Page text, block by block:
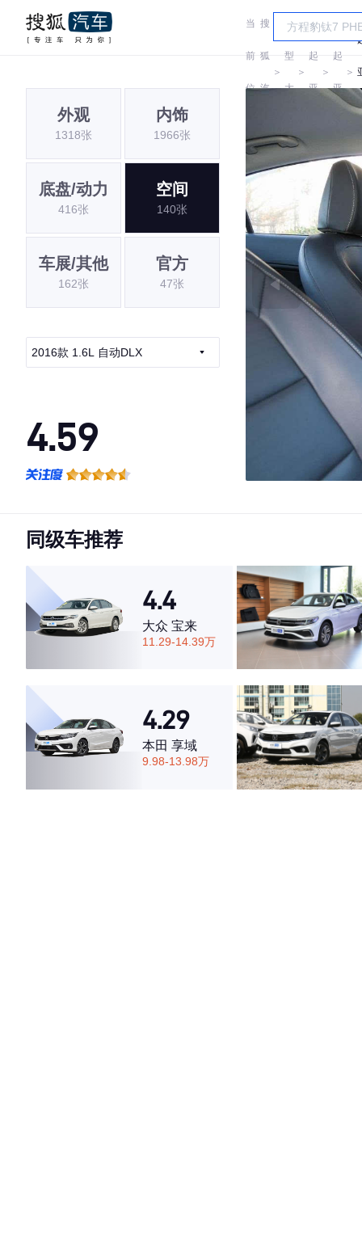
当
前
位
搜
狐
汽
＞
车
型
大
＞
起
亚
＞
起
亚
＞
外观
1318张
内饰
1966张
底盘/动力
416张
空间
140张
车展/其他
162张
官方
47张
2016款 1.6L 自动DLX
4.59
·空间表现较为优秀，优于51%同级车
同级车推荐
4.4
大众 宝来
11.29-14.39万
4.29
本田 享域
9.98-13.98万